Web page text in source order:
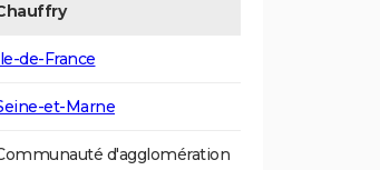
Île-de-France
et-Marne
d'agglomération